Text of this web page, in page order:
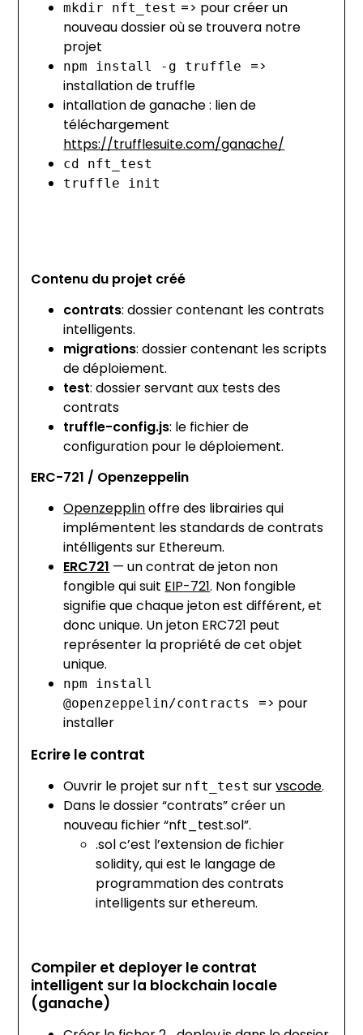
mkdir nft_test => pour créer un
nouveau dossier où se trouvera notre
projet
npm install -g truffle =>
installation de truffle
intallation de ganache : lien de
téléchargement
https://trufflesuite.com/ganache/
cd nft_test
truffle init
Contenu du projet créé
contrats: dossier contenant les contrats
intelligents.
migrations: dossier contenant les scripts
de déploiement.
test: dossier servant aux tests des
contrats
truffle-config.js: le fichier de
configuration pour le déploiement.
ERC-721 / Openzeppelin
Openzepplinoffre des librairies qui
implémentent les standards de contrats
intélligents sur Ethereum.
ERC721 — un contrat de jeton non
fongible qui suit EIP-721. Non fongible
signifie que chaque jeton est différent, et
donc unique. Un jeton ERC721 peut
représenter la propriété de cet objet
unique.
npm install
@openzeppelin/contracts => pour
installer
Ecrire le contrat
Ouvrir le projet sur nft_test survscode.
Dans le dossier “contrats” créer un
nouveau fichier “nft_test.sol”.
.sol c’est l’extension de fichier
solidity, qui est le langage de
programmation des contrats
intelligents sur ethereum.
Compiler et deployer le contrat
intelligent sur la blockchain locale
(ganache)